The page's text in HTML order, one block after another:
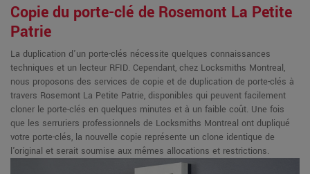
Copie du porte-clé de Rosemont La Petite
Patrie
La duplication d'un porte-clés nécessite quelques connaissances
techniques et un lecteur RFID. Cependant, chez Locksmiths Montreal,
nous proposons des services de copie et de duplication de porte-clés à
travers Rosemont La Petite Patrie, disponibles qui peuvent facilement
cloner le porte-clés en quelques minutes et à un faible coût. Une fois
que les serruriers professionnels de Locksmiths Montreal ont dupliqué
votre porte-clés, la nouvelle copie représente un clone identique de
l'original et serait soumise aux mêmes allocations et restrictions.